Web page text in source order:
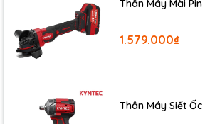
4. Thiết kế công thái học - cầm êm –
ngày
5kg tạo độ đầm để máy ổn định khi vào
vẫn đủ linh hoạt để làm trong không
Thân Máy Mài
1.579.000₫
Thân Máy Siết